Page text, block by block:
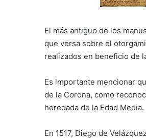
El más antiguo de los
que versa sobre el
realizados en beneficio de
Es importante mencionar
de la Corona, como
heredada de la Edad Media.
En 1517, Diego de